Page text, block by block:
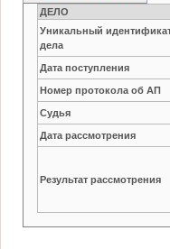
ДЕЛО
Уникальный
дела
Дата поступления
Номер протокола об АП
Судья
Дата рассмотрения
Результат рассмотрения